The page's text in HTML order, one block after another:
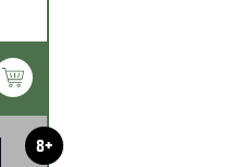
8+